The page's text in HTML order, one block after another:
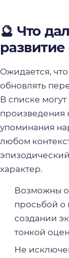
🔮 Что
Ожидается,
обновлять
В списке
произведения
упоминания
любом
характер.
Возможны
просьбой о
создании
тонкой
Не